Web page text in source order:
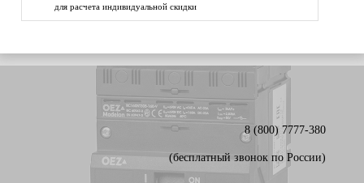
для расчета индивидуальной скидки
8 (800) 7777-380
(бесплатный звонок по России)